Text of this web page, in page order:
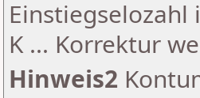
K ... Korrektur
Hinweis2